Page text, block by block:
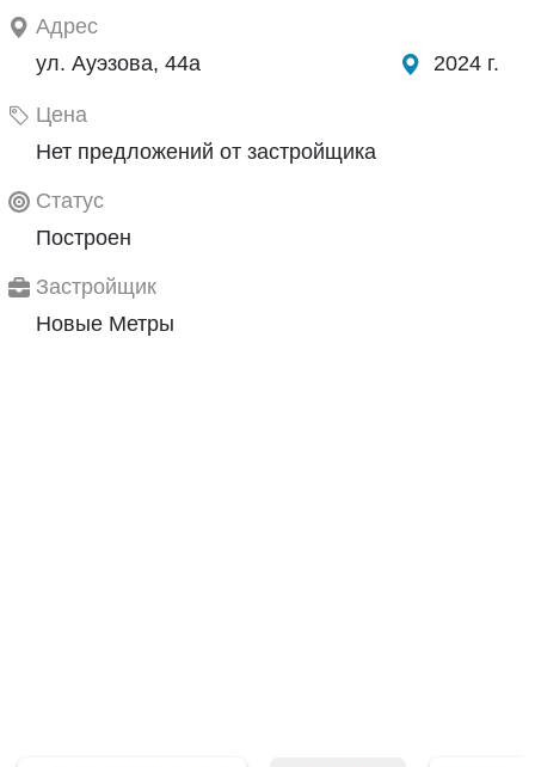
Адрес
ул. Ауэзова, 44а
2024 г.
Цена
Нет предложений от застройщика
Статус
Построен
Застройщик
Новые Метры